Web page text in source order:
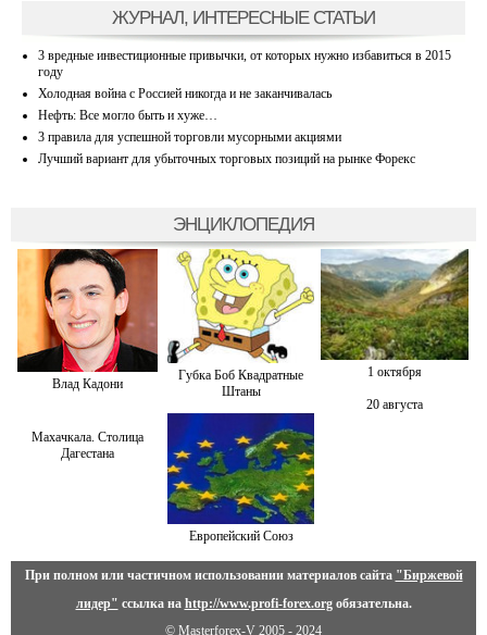
ЖУРНАЛ, ИНТЕРЕСНЫЕ СТАТЬИ
3 вредные инвестиционные привычки, от которых нужно избавиться в 2015
году
Холодная война с Россией никогда и не заканчивалась
Нефть: Все могло быть и хуже…
3 правила для успешной торговли мусорными акциями
Лучший вариант для убыточных торговых позиций на рынке Форекс
ЭНЦИКЛОПЕДИЯ
Влад Кадони
Губка Боб Квадратные
Штаны
1 октября
20 августа
Махачкала. Столица
Дагестана
Европейский Союз
При полном или частичном использовании материалов сайта "Биржевой
лидер" ссылка на http://www.profi-forex.orgобязательна.
© Masterforex-V 2005 - 2024